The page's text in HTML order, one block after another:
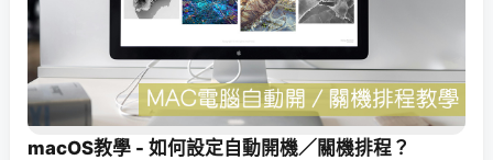
macOS教學 - 如何設定自動開機／關機排程？